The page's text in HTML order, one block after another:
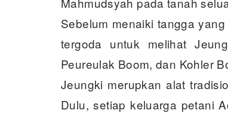
Sebelum menaiki tangga
tergoda untuk melihat
Peureulak Boom, dan Kohler
Jeungki merupkan alat
Dulu, setiap keluarga petani